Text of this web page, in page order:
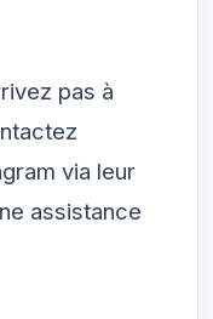
pas à
via leur
assistance